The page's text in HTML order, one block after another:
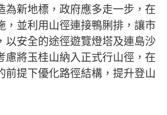
為新地標，政府應多走一步，在
，並利用山徑連接鴨脷排，讓市
以安全的途徑遊覽燈塔及連島沙
慮將玉桂山納入正式行山徑，在
前提下優化路徑結構，提升登山